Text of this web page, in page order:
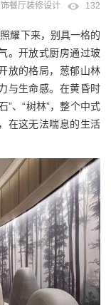
餐厅装修设计 132
耀下来，别具一格的
。开放式厨房通过玻
放的格局，葱郁山林
与生命感。在黄昏时
”、“树林”，整个中式
在这无法喘息的生活